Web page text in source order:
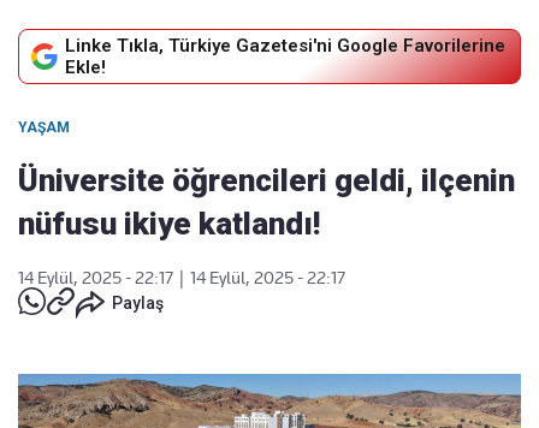
Linke Tıkla, Türkiye Gazetesi'ni Google Favorilerine
Ekle!
YAŞAM
Üniversite öğrencileri geldi, ilçenin
nüfusu ikiye katlandı!
14 Eylül, 2025 - 22:17
14 Eylül, 2025 - 22:17
Paylaş